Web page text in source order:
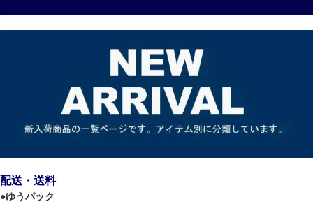
配送・送料
●ゆうパック